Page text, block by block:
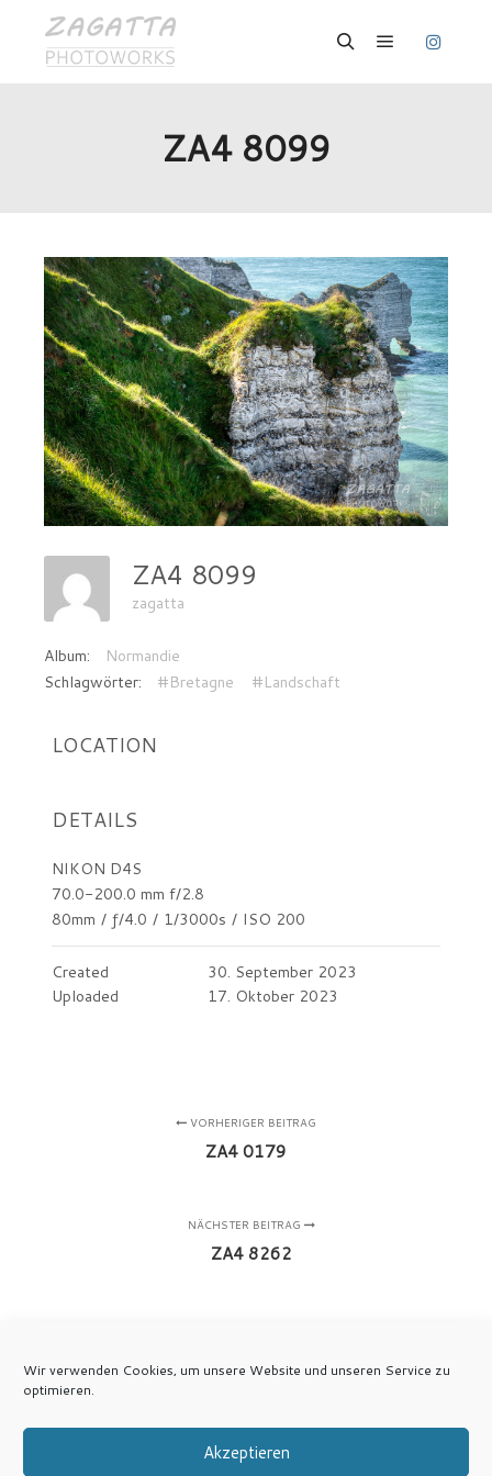
Wir verwenden Cookies, um unsere Website und unseren Service zu
optimieren.
Akzeptieren
ZA4 8099
ZA4 8099
zagatta
Album:
Normandie
Schlagwörter:
#Bretagne #Landschaft
LOCATION
DETAILS
NIKON D4S
70.0-200.0 mm f/2.8
80mm / ƒ/4.0 / 1/3000s / ISO 200
Created
30. September 2023
Uploaded
17. Oktober 2023
VORHERIGER BEITRAG
ZA4 0179
NÄCHSTER BEITRAG
ZA4 8262